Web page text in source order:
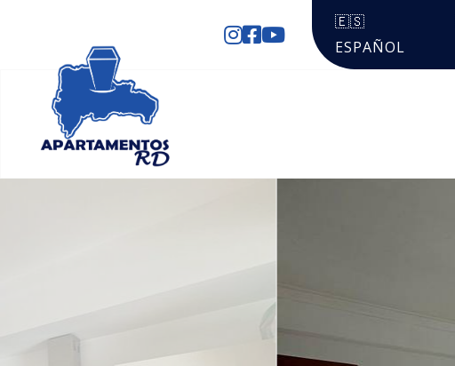
🇪🇸
ESPAÑOL